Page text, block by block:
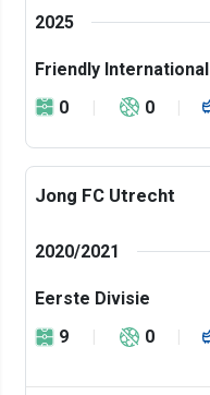
2025
Friendly International
0
0
Jong FC Utrecht
2020/2021
Eerste Divisie
9
0